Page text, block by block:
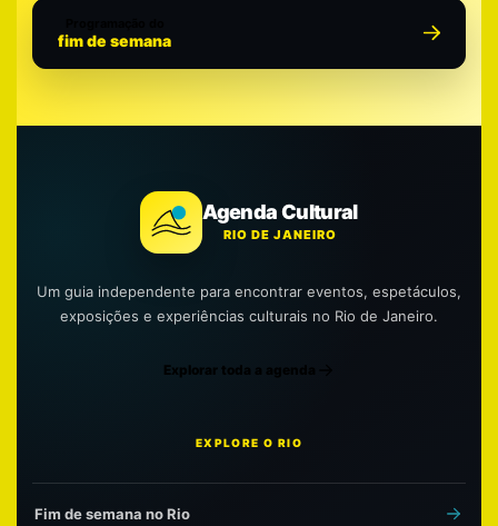
fim de semana
Agenda Cultural
RIO DE JANEIRO
Um guia independente para encontrar eventos, espetáculos,
exposições e experiências culturais no Rio de Janeiro.
Explorar toda a agenda
EXPLORE O RIO
Fim de semana no Rio